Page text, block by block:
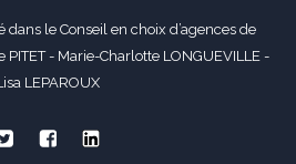
dans le Conseil en choix d’agences de
- Marie-Charlotte LONGUEVILLE -
LEPAROUX